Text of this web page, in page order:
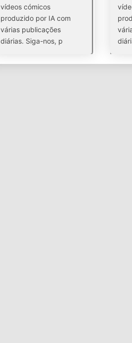
vídeos cómicos
produzido por IA com
várias publicações
diárias. Siga-nos, p